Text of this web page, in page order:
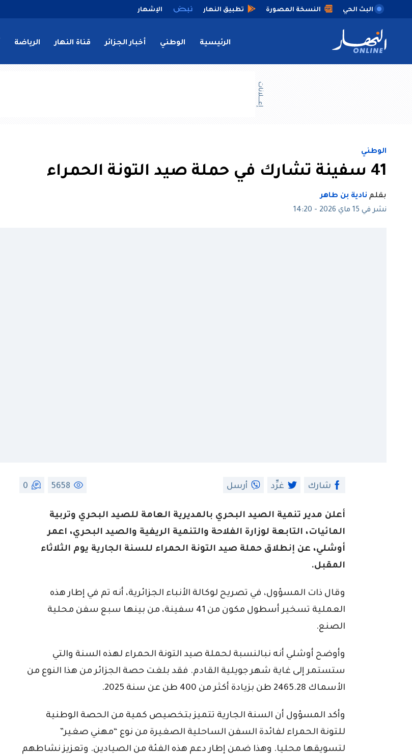
البث الحي النسخة المصورة تطبيق النهار الإشهار
الرئيسية الوطني أخبار الجزائر قناة النهار الرياضة
إعــــلانات
الوطني
41 سفينة تشارك في حملة صيد التونة الحمراء
بقلم نادية بن طاهر
نشر في 15 ماي 2026 - 14:20
شارك غرِّد أرسل 5658
0
أعلن مدير تنمية الصيد البحري بالمديرية العامة للصيد البحري وتربية
المائيات، التابعة لوزارة الفلاحة والتنمية الريفية والصيد البحري، اعمر
أوشلي، عن إنطلاق حملة صيد التونة الحمراء للسنة الجارية يوم الثلاثاء
المقبل.
وقال ذات المسؤول، في تصريح لوكالة الأنباء الجزائرية، أنه تم في إطار هذه
العملية تسخير أسطول مكون من 41 سفينة، من بينها سبع سفن محلية
الصنع.
وأوضح أوشلي أنه نبالنسبة لحملة صيد التونة الحمراء لهذه السنة والتي
ستستمر إلى غاية شهر جويلية القادم. فقد بلغت حصة الجزائر من هذا النوع من
الأسماك 2465.28 طن بزيادة أكثر من 400 طن عن سنة 2025.
وأكد المسؤول أن السنة الجارية تتميز بتخصيص كمية من الحصة الوطنية
للتونة الحمراء لفائدة السفن الساحلية الصغيرة من نوع “مهني صغير”
لتسويقها محليا. وهذا ضمن إطار دعم هذه الفئة من الصيادين. وتعزيز نشاطهم